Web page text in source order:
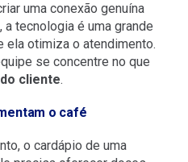
uma conexão genuína
tecnologia é uma grande
ela otimiza o atendimento.
se concentre no que
cliente.
o café
o cardápio de uma